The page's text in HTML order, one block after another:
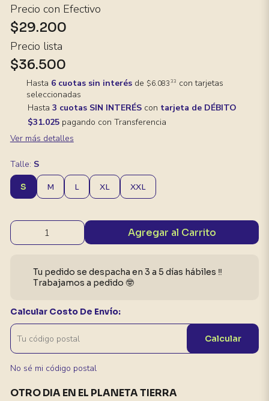
Precio con Efectivo
$29.200
Precio lista
$36.500
Hasta 6 cuotas sin interésde $6.08333 con tarjetas
seleccionadas
Hasta 3 cuotas SIN INTERÉScon tarjeta de DÉBITO
$31.025pagando con Transferencia
Ver más detalles
Talle: S
S M L XL XXL
Agregar al Carrito
Tu pedido se despacha en 3 a 5 días hábiles ‼️
Trabajamos a pedido 🤓
Calcular Costo De Envío:
Calcular
No sé mi código postal
OTRO DIA EN EL PLANETA TIERRA